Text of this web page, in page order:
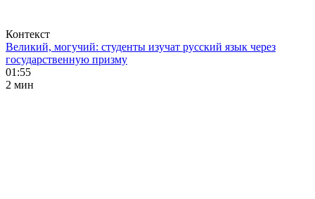
Контекст
Великий, могучий: студенты изучат русский язык через
государственную призму
01:55
2 мин